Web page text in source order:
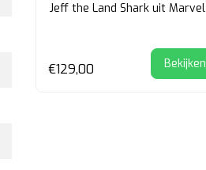
Jeff the Land Shark uit Marvel
€129,00 Bekijken